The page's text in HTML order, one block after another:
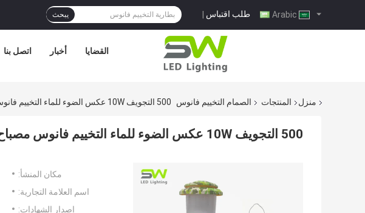
طلب اقتباس | يبحث
اتصل بنا أخبار القضايا
منزل المنتجات الصمام التخييم فانوس 500 التجويف 10W عكس الضوء للماء التخييم فانوس مصباح العمل المحمولة
500 التجويف 10W عكس الضوء للماء التخييم فانوس مصباح العمل المحمولة
مكان المنشأ:
اسم العلامة التجارية:
إصدار الشهادات: